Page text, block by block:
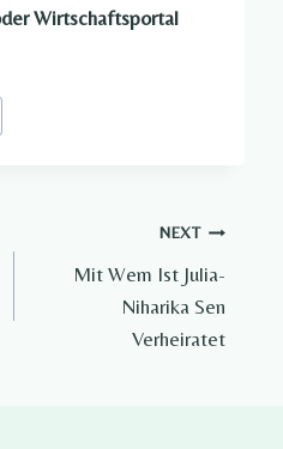
Wirtschaftsportal
NEXT
Mit Wem Ist Julia-
Niharika Sen
Verheiratet​